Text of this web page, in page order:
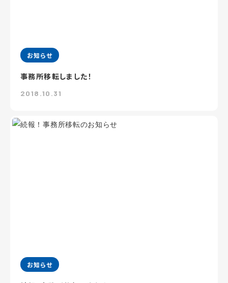
お知らせ
事務所移転しました！
2018.10.31
お知らせ